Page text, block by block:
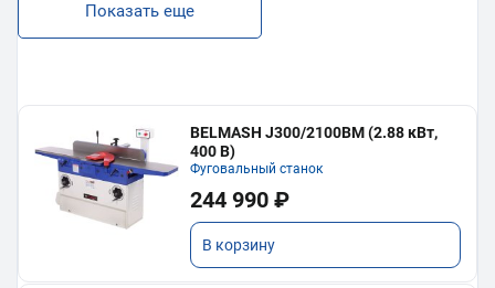
Показать еще
BELMASH J300/2100ВМ (2.88 кВт,
400 В)
Фуговальный станок
244 990 ₽
В корзину